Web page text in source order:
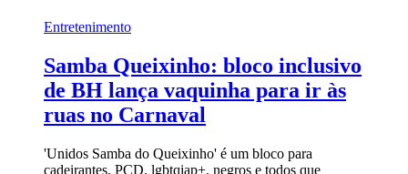
Entretenimento
Samba Queixinho: bloco inclusivo
de BH lança vaquinha para ir às
ruas no Carnaval
'Unidos Samba do Queixinho' é um bloco para
cadeirantes, PCD, lgbtqiap+, negros e todos que